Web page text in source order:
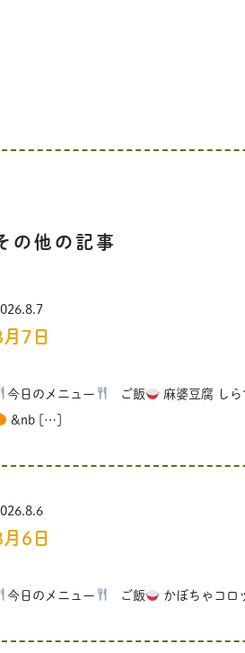
の他の記事
7日
今日のメニュー ご飯 麻婆豆腐 し
&nb […]
6日
今日のメニュー ご飯 かぼちゃコロ